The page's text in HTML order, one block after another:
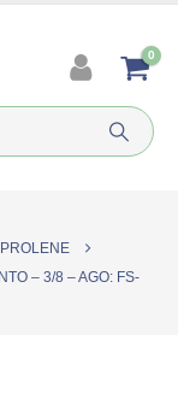
0
– 3/8 – AGO: FS-